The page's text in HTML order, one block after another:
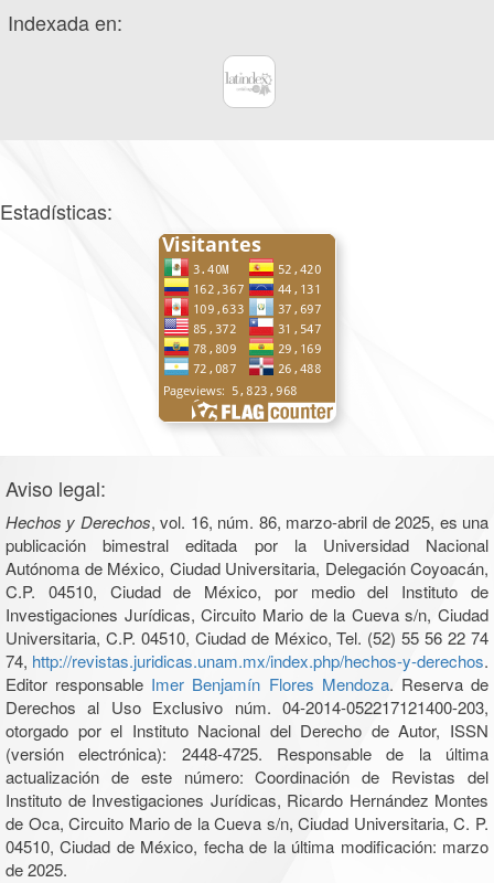
Indexada en:
Estadísticas:
Aviso legal:
Hechos y Derechos, vol. 16, núm. 86, marzo-abril de 2025, es una
publicación bimestral editada por la Universidad Nacional
Autónoma de México, Ciudad Universitaria, Delegación Coyoacán,
C.P. 04510, Ciudad de México, por medio del Instituto de
Investigaciones Jurídicas, Circuito Mario de la Cueva s/n, Ciudad
Universitaria, C.P. 04510, Ciudad de México, Tel. (52) 55 56 22 74
74, http://revistas.juridicas.unam.mx/index.php/hechos-y-derechos.
Editor responsable Imer Benjamín Flores Mendoza. Reserva de
Derechos al Uso Exclusivo núm. 04-2014-052217121400-203,
otorgado por el Instituto Nacional del Derecho de Autor, ISSN
(versión electrónica): 2448-4725. Responsable de la última
actualización de este número: Coordinación de Revistas del
Instituto de Investigaciones Jurídicas, Ricardo Hernández Montes
de Oca, Circuito Mario de la Cueva s/n, Ciudad Universitaria, C. P.
04510, Ciudad de México, fecha de la última modificación: marzo
de 2025.